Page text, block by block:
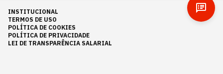
INSTITUCIONAL
TERMOS DE USO
POLÍTICA DE COOKIES
POLÍTICA DE PRIVACIDADE
LEI DE TRANSPARÊNCIA SALARIAL